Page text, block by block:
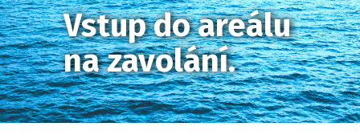
Vstup do areálu
na zavolání.